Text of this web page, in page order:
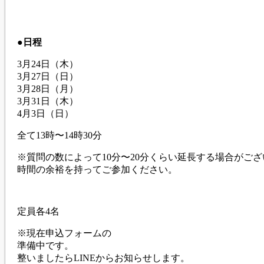
●日程
3月24日（木）
3月27日（日）
3月28日（月）
3月31日（木）
4月3日（日）
全て13時〜14時30分
※質問の数によって10分〜20分くらい延長する場合がござ
時間の余裕を持ってご参加ください。
定員各4名
※現在申込フォームの
準備中です。
整いましたらLINEからお知らせします。